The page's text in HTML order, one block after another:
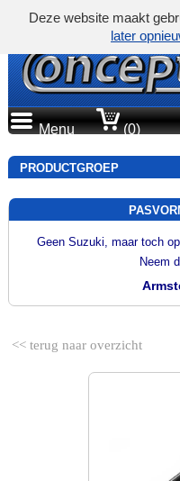
Menu (0)
PRODUCTGROEP
Geen Suzuki, maar toch
Neem
<< terug naar overzicht
Deze website maakt
later